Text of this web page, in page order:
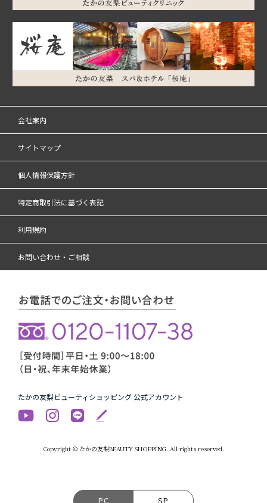
会社案内
サイトマップ
個人情報保護方針
特定商取引法に基づく表記
利用規約
お問い合わせ・ご相談
たかの友梨ビューティショッピング 公式アカウント
Copyright © たかの友梨BEAUTY SHOPPING. All rights reserved.
PC SP